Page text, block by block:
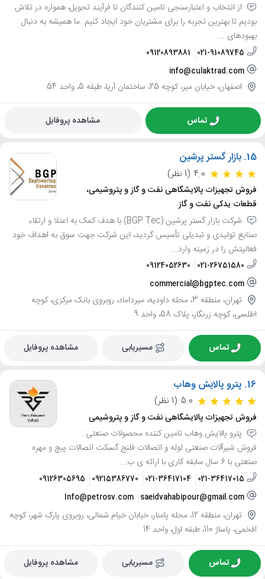
از انتخاب و اعتبارسنجی تامین کنندگان تا فرآیند تحویل، همواره در تلاش
بودیم تا بهترین تجربه را برای مشتریان خود ایجاد کنیم. ما همیشه به دنبال
بهبودهای ...
021-91089745
09120893881
info@culaktrad.com
اصفهان، خیابان میر، کوچه 25، ساختمان آریا، طبقه 5، واحد 54
تماس مشاهده پروفایل
15. بازار گستر پرشین
4.0 (1 نظر)
فروش تجهیزات پالایشگاهی نفت و گاز و پتروشیمی،
قطعات یدکی نفت و گاز
شرکت بازار گستر پرشین (BGP Tec) با هدف کمک به اعتلا و ارتقاء
صنایع تولیدی و تبدیلی تأسیس گردید، این شرکت جهت سوق به اهداف خود
فعالیتش را در زمینه وارد...
021-26751580
09124052630
commercial@bgptec.com
تهران، منطقه 3، محله داودیه، میرداماد، روبروی بانک مرکزی، کوچه
اطلسی، کوچه زرنگار، پلاک 58، واحد 9
تماس مسیریابی مشاهده پروفایل
16. پترو پالایش وهاب
5.0 (1 نظر)
فروش تجهیزات پالایشگاهی نفت و گاز و پتروشیمی
پترو پالایش وهاب تامین کننده محصولات صنعتی :
فروش شیرآلات صنعتی لوله و اتصالات فلنج گسکت اتصالات پیچ و مهره
صنعتی با 6 سال سابقه کاری با ارائه ی ب...
021-36417015
021-36417104
09215386770
09126305695
saeidvahabipour@gmail.com
Info@petrosv.com
تهران، منطقه 12، محله پامنار، خیابان خیام شمالی، روبروی پارک شهر، کوچه
افخمی، پاساژ 110، طبقه اول، واحد 14
تماس مسیریابی مشاهده پروفایل